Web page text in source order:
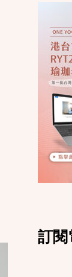
訂閱